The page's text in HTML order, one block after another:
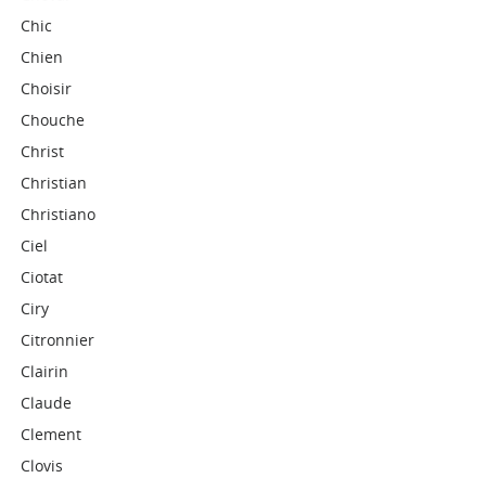
Chic
Chien
Choisir
Chouche
Christ
Christian
Christiano
Ciel
Ciotat
Ciry
Citronnier
Clairin
Claude
Clement
Clovis